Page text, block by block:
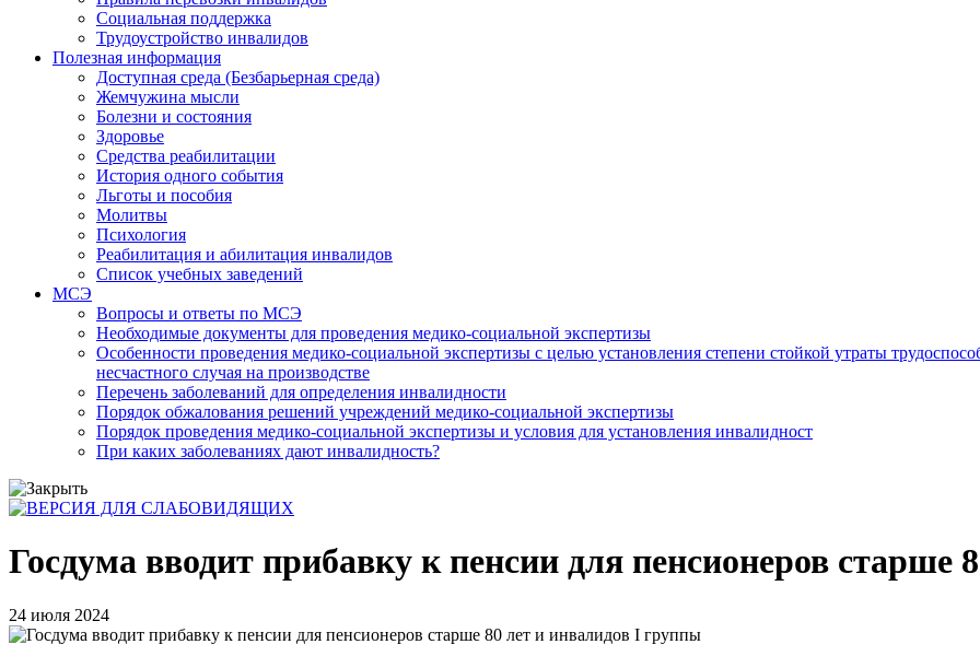
Социальная поддержка
Трудоустройство инвалидов
Полезная информация
Доступная среда (Безбарьерная среда)
Жемчужина мысли
Болезни и состояния
Здоровье
Средства реабилитации
История одного события
Льготы и пособия
Молитвы
Психология
Реабилитация и абилитация инвалидов
Список учебных заведений
МСЭ
Вопросы и ответы по МСЭ
Необходимые документы для проведения медико-социальной экспертизы
Особенности проведения медико-социальной экспертизы с целью установления степени стойкой утраты
несчастного случая на производстве
Перечень заболеваний для определения инвалидности
Порядок обжалования решений учреждений медико-социальной экспертизы
Порядок проведения медико-социальной экспертизы и условия для установления инвалидност
При каких заболеваниях дают инвалидность?
Госдума вводит прибавку к пенсии для пенсионеров старше
24 июля 2024